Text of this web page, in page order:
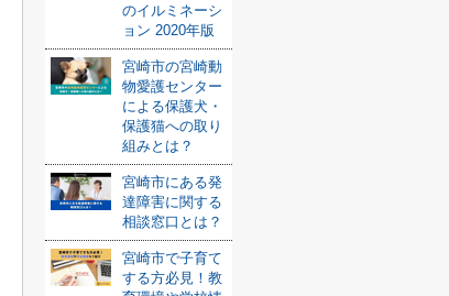
のイルミネーシ
ョン 2020年版
宮崎市の宮崎動
物愛護センター
による保護犬・
保護猫への取り
組みとは？
宮崎市にある発
達障害に関する
相談窓口とは？
宮崎市で子育て
する方必見！教